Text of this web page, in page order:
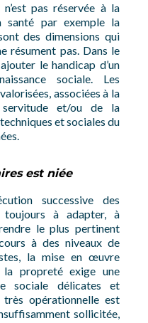
pas réservée à la
santé par exemple la
des dimensions qui
résument pas. Dans le
le handicap d’un
sociale. Les
associées à la
et/ou de la
et sociales du
est niée
successive des
à adapter, à
le plus pertinent
à des niveaux de
la mise en œuvre
propreté exige une
sociale délicates et
opérationnelle est
sollicitée,